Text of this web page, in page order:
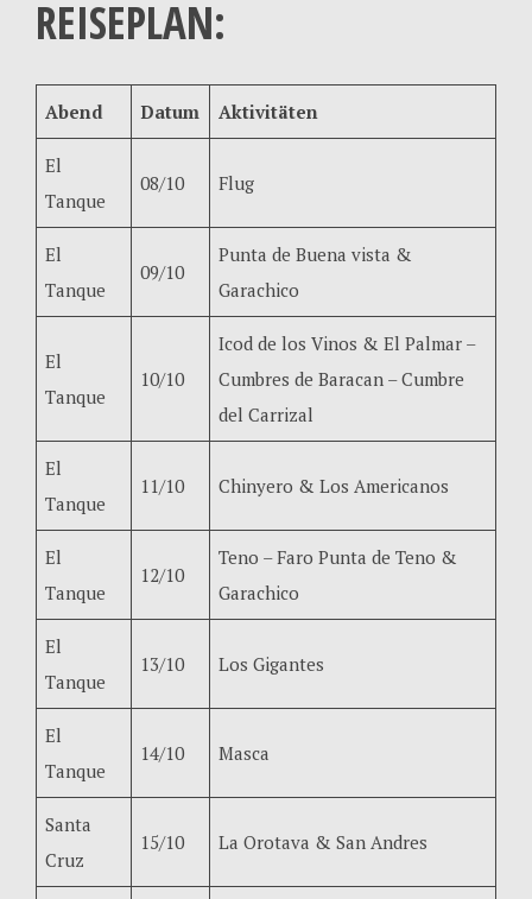
REISEPLAN:
Abend Datum Aktivitäten
El
Tanque
08/10 Flug
El
Tanque
09/10
Punta de Buena vista &
Garachico
El
Tanque
10/10
Icod de los Vinos & El Palmar –
Cumbres de Baracan – Cumbre
del Carrizal
El
Tanque
11/10 Chinyero & Los Americanos
El
Tanque
12/10
Teno – Faro Punta de Teno &
Garachico
El
Tanque
13/10 Los Gigantes
El
Tanque
14/10 Masca
Santa
Cruz
15/10 La Orotava & San Andres